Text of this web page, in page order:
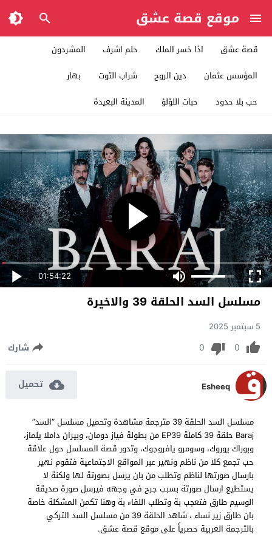
موقع قصة عشق
قصة عشق اذا خسر الملك حلم اشرف
المشردون
المؤسس عثمان
دين الروح شراب التوت
بهار
حب بلا حدود
حبات اللؤلؤ المدينة البعيدة
01:54:22
مسلسل السد الحلقة 39 والاخيرة
5 سبتمبر 2025
0
0 شارك
Esheeq تحميل
مسلسل السد الحلقة 39 مترجمة مشاهدة وتحميل مسلسل “السد”
Baraj حلقة 39 كاملة EP39 من بطولة فياز دومان، وبيران داملا يلماز،
وبوراك يوروك، وسومرو يافروجوك، وتدور قصة المسلسل حول علاقة
حب تجمع كلا من ناظم ونهير عبر المواقع الاجتماعية فتقوم نهير
بارسال صورتها لناظم وتطلب من بان يرسل بصورتة لها ولكنة لا
يستطيع ارسال صورتة بسبب جرح في وجهه فيرسل صورة صديقة
الوسيم طارق فتعجب بة وتطلب اللقاء بة وهنا تكمن المشكلة خاصة
بان طارق زير نساء ، شاهد الحلقة 39 من مسلسل السد التركي
بالترجمة العربية حصرياً على موقع قصة عشق.